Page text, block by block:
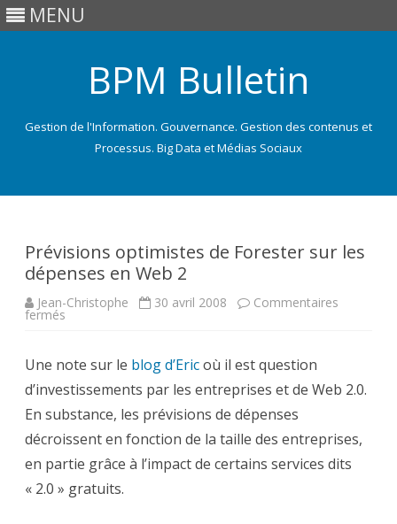
MENU
BPM Bulletin
Gestion de l'Information. Gouvernance. Gestion des contenus et
Processus. Big Data et Médias Sociaux
Prévisions optimistes de Forester sur les
dépenses en Web 2
Jean-Christophe 30 avril 2008 Commentaires
fermés
Forester
sur
les
dépenses
en
Web
2
Une note sur le blog d’Ericoù il est question
d’investissements par les entreprises et de Web 2.0.
En substance, les prévisions de dépenses
décroissent en fonction de la taille des entreprises,
en partie grâce à l’impact de certains services dits
« 2.0 » gratuits.